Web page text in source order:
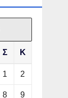
Σ Κ
1 2
8 9